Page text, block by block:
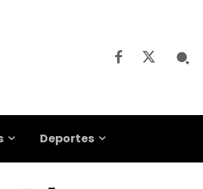
Deportes